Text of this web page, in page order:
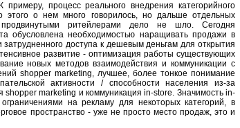
процесс реального внедрения категорийного
этого о нем много говорилось, но дальше отдельных
ритейлерами дело не шло. Сегодня
обусловлена необходимостью наращивать продажи в
доступа к дешевым деньгам для открытия
развитие - оптимизация работы существующих
новых методов взаимодействия и коммуникации с
shopper marketing, лучшее, более тонкое понимание
активности / способности населения из-за
marketing и коммуникация in-store. Значимость in-
на рекламу для некоторых категорий, в
пространство - уже не просто место продаж, это и